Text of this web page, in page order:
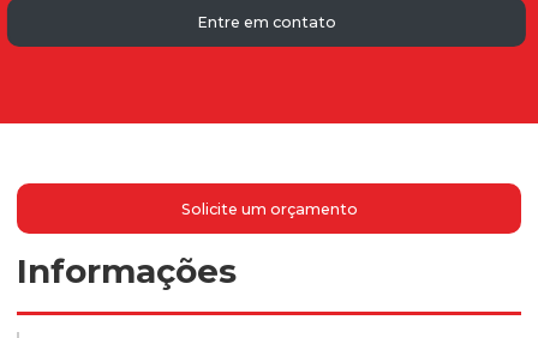
Entre em contato
Solicite um orçamento
Informações